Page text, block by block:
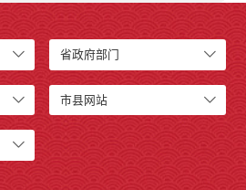
省政府部门
市县网站